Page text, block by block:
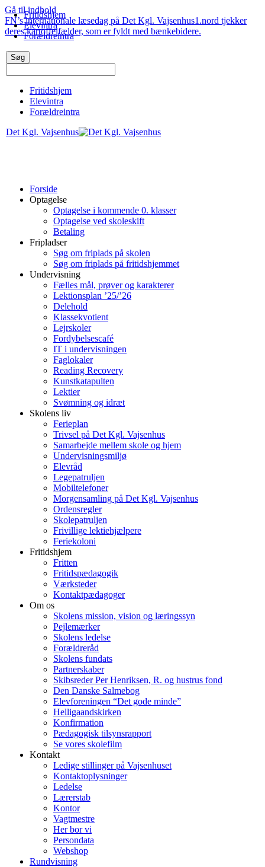
Gå til indhold
FN’s internationale læsedag på Det Kgl. Vajsenhus1.nord tjekker
deres kartoffelfælder, som er fyldt med bænkebidere.
Fritidshjem
Elevintra
Forældreintra
Det Kgl. Vajsenhus
Forside
Optagelse
Optagelse i kommende 0. klasser
Optagelse ved skoleskift
Betaling
Fripladser
Søg om friplads på skolen
Søg om friplads på fritidshjemmet
Undervisning
Fælles mål, prøver og karakterer
Lektionsplan ’25/’26
Delehold
Klassekvotient
Lejrskoler
Fordybelsescafé
IT i undervisningen
Faglokaler
Reading Recovery
Kunstkatapulten
Lektier
Svømning og idræt
Skolens liv
Ferieplan
Trivsel på Det Kgl. Vajsenhus
Samarbejde mellem skole og hjem
Undervisningsmiljø
Elevråd
Legepatruljen
Mobiltelefoner
Morgensamling på Det Kgl. Vajsenhus
Ordensregler
Skolepatruljen
Frivillige lektiehjælpere
Feriekoloni
Fritidshjem
Fritten
Fritidspædagogik
Værksteder
Kontaktpædagoger
Om os
Skolens mission, vision og læringssyn
Pejlemærker
Skolens ledelse
Forældreråd
Skolens fundats
Partnerskaber
Skibsreder Per Henriksen, R. og hustrus fond
Den Danske Salmebog
Elevforeningen “Det gode minde”
Helligaandskirken
Konfirmation
Pædagogisk tilsynsrapport
Se vores skolefilm
Kontakt
Ledige stillinger på Vajsenhuset
Kontaktoplysninger
Ledelse
Lærerstab
Kontor
Vagtmestre
Her bor vi
Persondata
Webshop
Rundvisning
Fritidshjem
Elevintra
Forældreintra